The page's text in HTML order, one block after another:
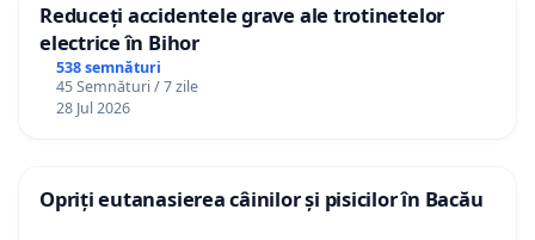
Reduceți accidentele grave ale trotinetelor
electrice în Bihor
538 semnături
45 Semnături / 7 zile
28 Jul 2026
Opriți eutanasierea câinilor și pisicilor în Bacău